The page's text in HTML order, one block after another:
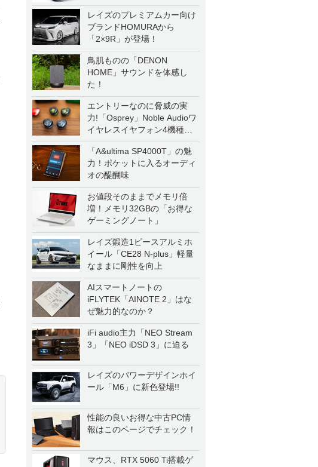
レイズのプレミアムカー向け
ブランドHOMURAから
「2×9R」が登場！
鳥肌ものの「DENON
HOME」サウンドを体感し
た！
エントリーなのに脅威の実
力!「Osprey」Noble Audioワ
イヤレスイヤフォン4機種を
一気に聴く
「A&ultima SP4000T」の魅
力！ポケットに入るオーディ
オの醍醐味
お値段そのままでメモリ倍
増！メモリ32GBの「お得な
ゲーミングノート」
レイズ鍛造1ピースアルミホ
イール「CE28 N-plus」軽量
なままに剛性を向上
AIスマートノートの
iFLYTEK「AINOTE 2」はな
ぜ魅力的なのか？
iFi audio主力「NEO Stream
3」「NEO iDSD 3」に迫る
レイズのパワーデザインホイ
ール「M6」に新色登場!!
性能の良いお得な中古PC情
報はこのページでチェック！
マウス、RTX 5060 Ti搭載ゲ